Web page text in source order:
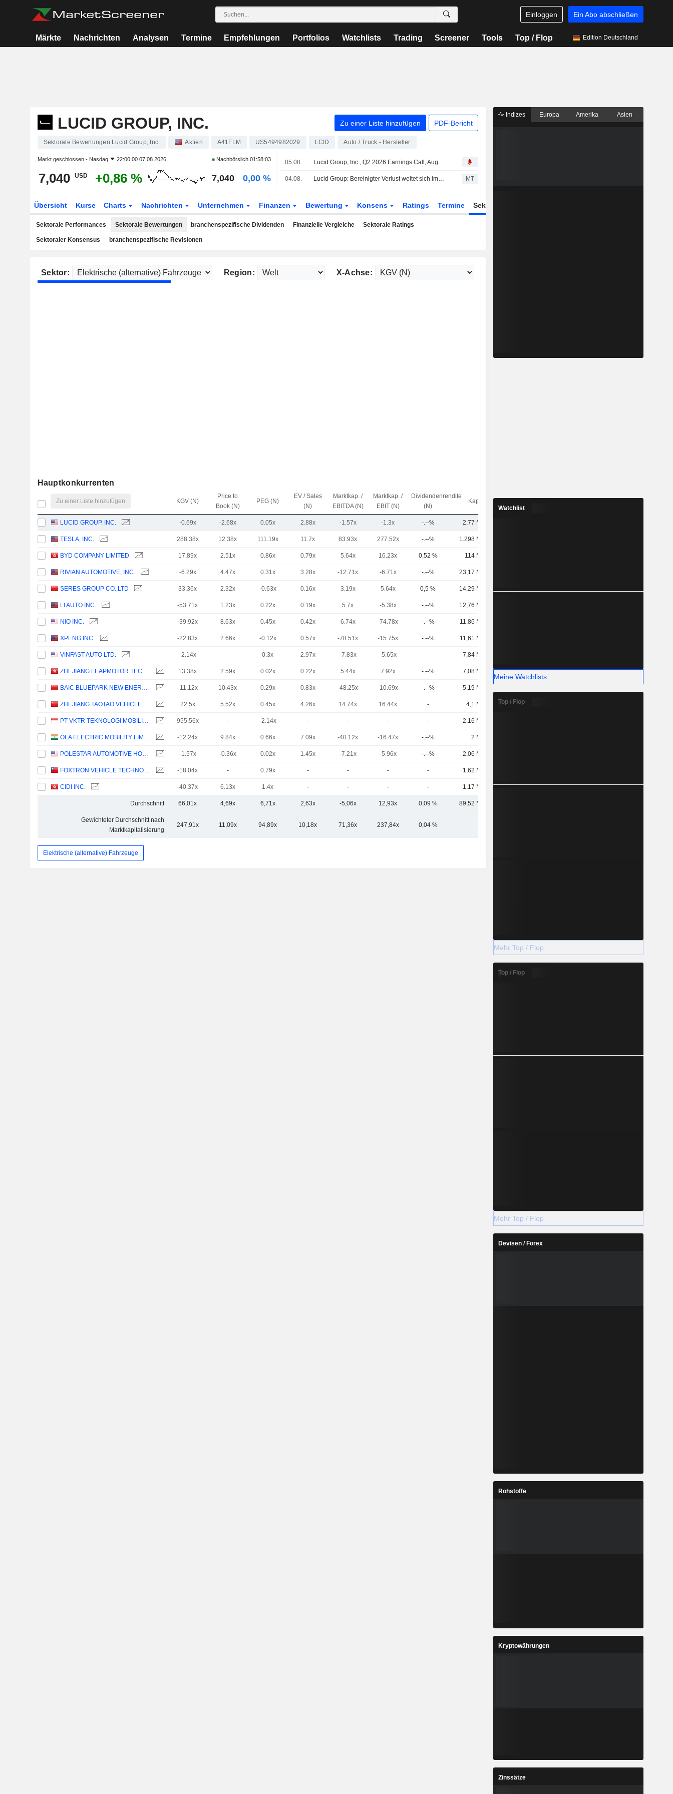
Einloggen Ein Abo abschließen
Märkte Nachrichten Analysen Termine Empfehlungen Portfolios Watchlists Trading Screener Tools Top / Flop Edition Deutschland
LUCID GROUP, INC. Zu einer Liste hinzufügen PDF-Bericht
Sektorale Bewertungen Lucid Group, Inc. Aktien A41FLM US5494982029 LCID Auto / Truck - Hersteller
Markt geschlossen - Nasdaq 22:00:00 07.08.2026 Nachbörslich 01:58:03
7,040 USD +0,86 % 7,040 0,00 %
05.08. Lucid Group, Inc., Q2 2026 Earnings Call, Aug 04, 2026
04.08. Lucid Group: Bereinigter Verlust weitet sich im Q2 aus, Umsatz steigt MT
Übersicht Kurse Charts Nachrichten Unternehmen Finanzen Bewertung Konsens Ratings Termine Sektor
Sektorale Performances Sektorale Bewertungen branchenspezifische Dividenden Finanzielle Vergleiche Sektorale Ratings
Sektoraler Konsensus branchenspezifische Revisionen
Sektor: Region: X-Achse:
Hauptkonkurrenten
Zu einer Liste hinzufügen KGV (N)
Price to
Book (N)
PEG (N)
EV / Sales
(N)
Marktkap. /
EBITDA (N)
Marktkap. /
EBIT (N)
Dividendenrendite
(N)
Kap.($)
LUCID GROUP, INC. -0.69x -2.68x 0.05x 2.88x -1.57x -1.3x -.--% 2,77 Mrd.
TESLA, INC. 288.38x 12.38x 111.19x 11.7x 83.93x 277.52x -.--% 1.298 Mrd.
BYD COMPANY LIMITED 17.89x 2.51x 0.86x 0.79x 5.64x 16.23x 0,52 % 114 Mrd.
RIVIAN AUTOMOTIVE, INC. -6.29x 4.47x 0.31x 3.28x -12.71x -6.71x -.--% 23,17 Mrd.
SERES GROUP CO.,LTD 33.36x 2.32x -0.63x 0.16x 3.19x 5.64x 0,5 % 14,29 Mrd.
LI AUTO INC. -53.71x 1.23x 0.22x 0.19x 5.7x -5.38x -.--% 12,76 Mrd.
NIO INC. -39.92x 8.63x 0.45x 0.42x 6.74x -74.78x -.--% 11,86 Mrd.
XPENG INC. -22.83x 2.66x -0.12x 0.57x -78.51x -15.75x -.--% 11,61 Mrd.
VINFAST AUTO LTD. -2.14x - 0.3x 2.97x -7.83x -5.65x - 7,84 Mrd.
ZHEJIANG LEAPMOTOR TECHNOLOGY CO., LTD. 13.38x 2.59x 0.02x 0.22x 5.44x 7.92x -.--% 7,08 Mrd.
BAIC BLUEPARK NEW ENERGY TECHNOLOGY CO., LTD. -11.12x 10.43x 0.29x 0.83x -48.25x -10.69x -.--% 5,19 Mrd.
ZHEJIANG TAOTAO VEHICLES CO., LTD. 22.5x 5.52x 0.45x 4.26x 14.74x 16.44x - 4,1 Mrd.
PT VKTR TEKNOLOGI MOBILITAS TBK 955.56x - -2.14x - - - - 2,16 Mrd.
OLA ELECTRIC MOBILITY LIMITED -12.24x 9.84x 0.66x 7.09x -40.12x -16.47x -.--% 2 Mrd.
POLESTAR AUTOMOTIVE HOLDING UK PLC -1.57x -0.36x 0.02x 1.45x -7.21x -5.96x -.--% 2,06 Mrd.
FOXTRON VEHICLE TECHNOLOGIES CO., LTD. -18.04x - 0.79x - - - - 1,62 Mrd.
CIDI INC. -40.37x 6.13x 1.4x - - - - 1,17 Mrd.
Durchschnitt 66,01x 4,69x 6,71x 2,63x -5,06x 12,93x 0,09 % 89,52 Mrd.
Gewichteter Durchschnitt nach
Marktkapitalisierung
247,91x 11,09x 94,89x 10,18x 71,36x 237,84x 0,04 %
Elektrische (alternative) Fahrzeuge
Indizes Europa Amerika Asien
Watchlist
Meine Watchlists
Top / Flop
Mehr Top / Flop
Top / Flop
Mehr Top / Flop
Devisen / Forex
Rohstoffe
Kryptowährungen
Zinssätze